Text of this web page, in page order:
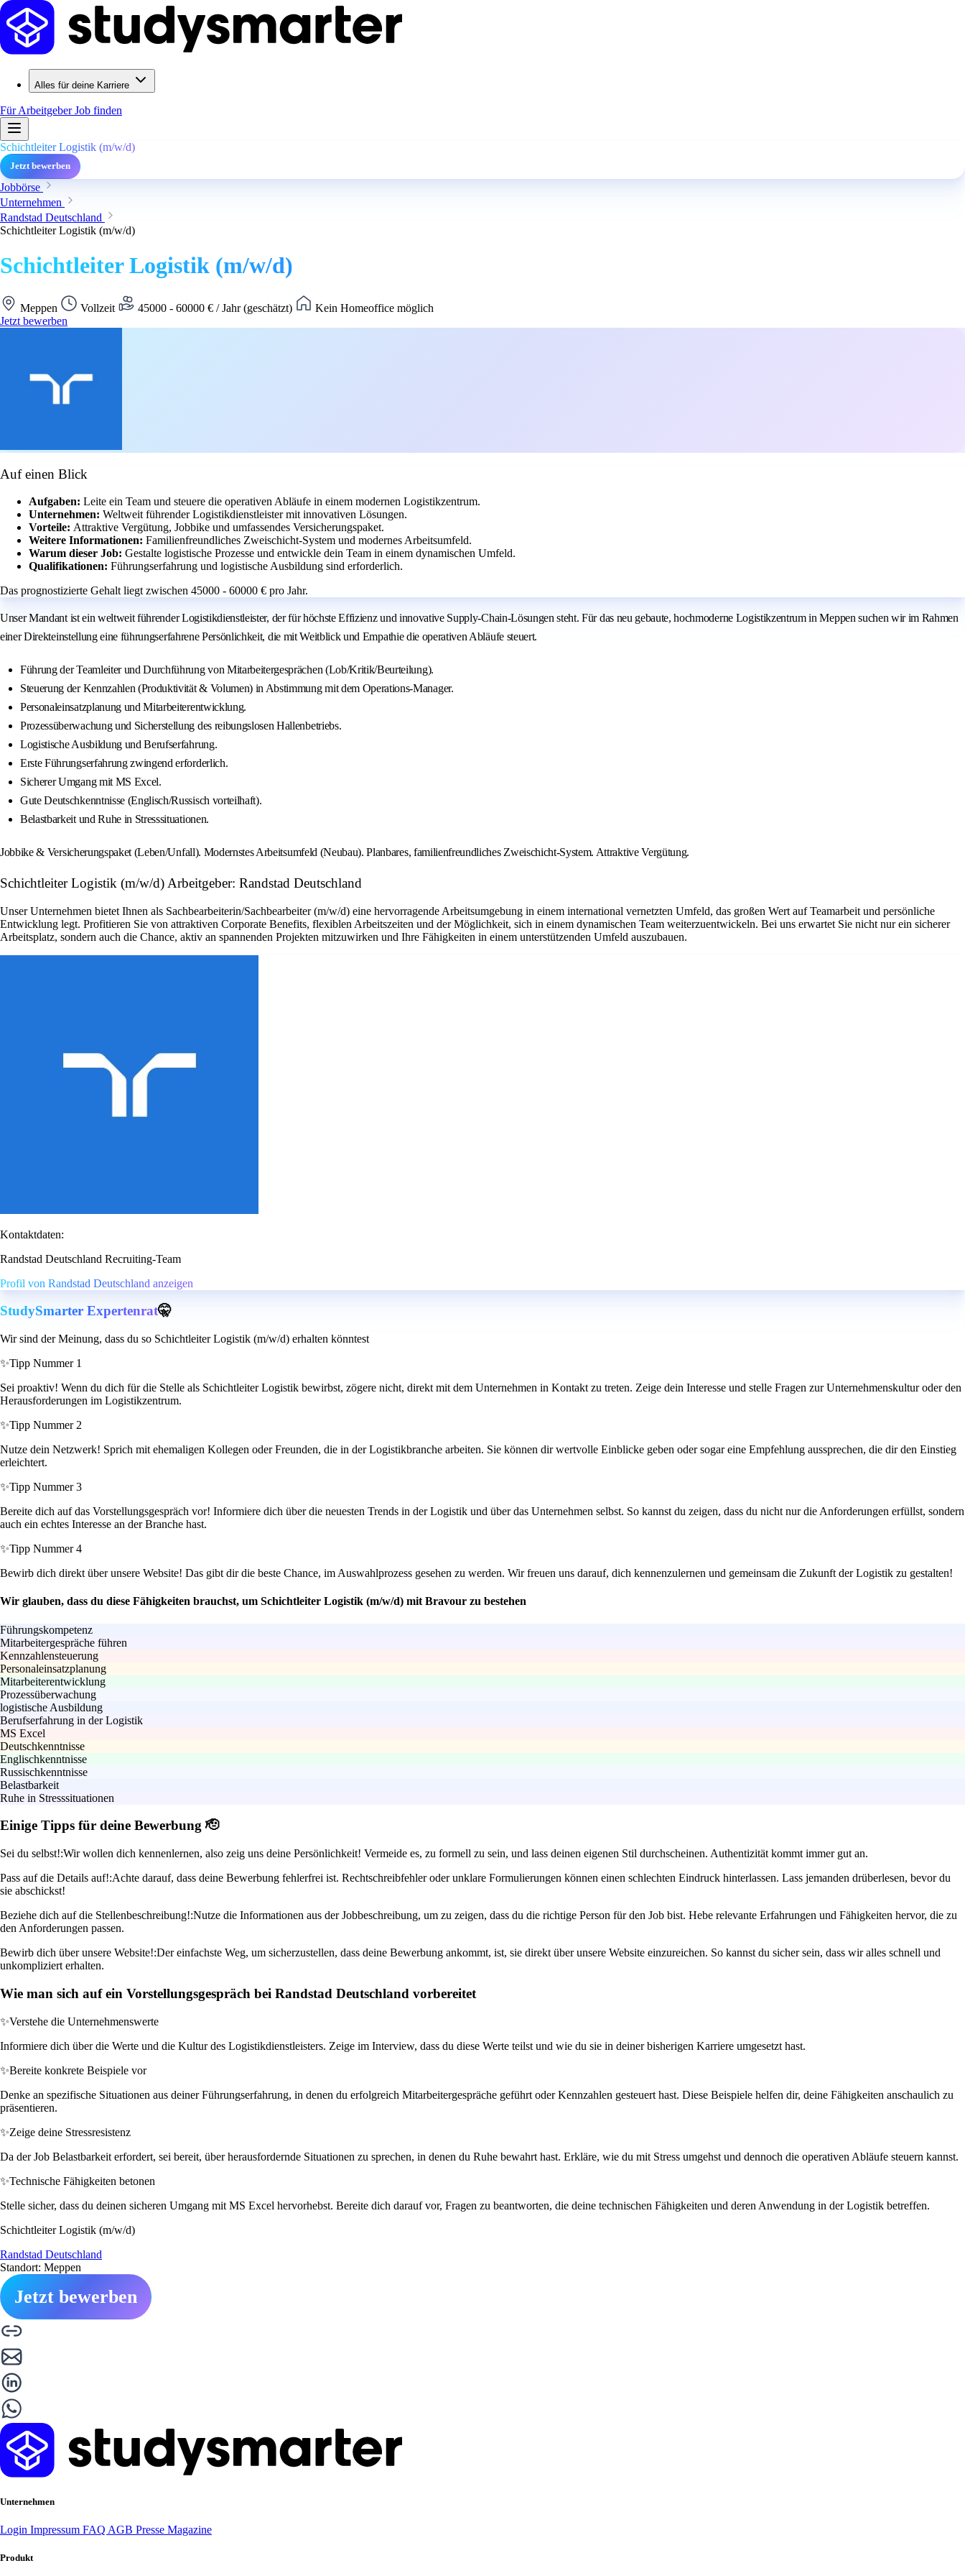
Alles für deine Karriere
Für ArbeitgeberJob finden
Schichtleiter Logistik (m/w/d)
Jetzt bewerben
Jobbörse
Unternehmen
Randstad Deutschland
Schichtleiter Logistik (m/w/d)
Schichtleiter Logistik (m/w/d)
Meppen Vollzeit 45000 - 60000 € / Jahr (geschätzt)
Kein Homeoffice möglich
Jetzt bewerben
Auf einen Blick
Aufgaben: Leite ein Team und steuere die operativen Abläufe in einem modernen Logistikzentrum.
Unternehmen: Weltweit führender Logistikdienstleister mit innovativen Lösungen.
Vorteile: Attraktive Vergütung, Jobbike und umfassendes Versicherungspaket.
Weitere Informationen: Familienfreundliches Zweischicht-System und modernes Arbeitsumfeld.
Warum dieser Job: Gestalte logistische Prozesse und entwickle dein Team in einem dynamischen Umfeld.
Qualifikationen: Führungserfahrung und logistische Ausbildung sind erforderlich.
Das prognostizierte Gehalt liegt zwischen 45000 - 60000 € pro Jahr.
Unser Mandant ist ein weltweit führender Logistikdienstleister, der für höchste Effizienz und innovative Supply-Chain-Lösungen steht. Für das neu gebaute, hochmoderne Logistikzentrum in Meppen suchen wir im Rahmen
einer Direkteinstellung eine führungserfahrene Persönlichkeit, die mit Weitblick und Empathie die operativen Abläufe steuert.
Führung der Teamleiter und Durchführung von Mitarbeitergesprächen (Lob/Kritik/Beurteilung).
Steuerung der Kennzahlen (Produktivität & Volumen) in Abstimmung mit dem Operations-Manager.
Personaleinsatzplanung und Mitarbeiterentwicklung.
Prozessüberwachung und Sicherstellung des reibungslosen Hallenbetriebs.
Logistische Ausbildung und Berufserfahrung.
Erste Führungserfahrung zwingend erforderlich.
Sicherer Umgang mit MS Excel.
Gute Deutschkenntnisse (Englisch/Russisch vorteilhaft).
Belastbarkeit und Ruhe in Stresssituationen.
Jobbike & Versicherungspaket (Leben/Unfall). Modernstes Arbeitsumfeld (Neubau). Planbares, familienfreundliches Zweischicht-System. Attraktive Vergütung.
Schichtleiter Logistik (m/w/d) Arbeitgeber: Randstad Deutschland
Unser Unternehmen bietet Ihnen als Sachbearbeiterin/Sachbearbeiter (m/w/d) eine hervorragende Arbeitsumgebung in einem international vernetzten Umfeld, das großen Wert auf Teamarbeit und persönliche
Entwicklung legt. Profitieren Sie von attraktiven Corporate Benefits, flexiblen Arbeitszeiten und der Möglichkeit, sich in einem dynamischen Team weiterzuentwickeln. Bei uns erwartet Sie nicht nur ein sicherer
Arbeitsplatz, sondern auch die Chance, aktiv an spannenden Projekten mitzuwirken und Ihre Fähigkeiten in einem unterstützenden Umfeld auszubauen.
Kontaktdaten:
Randstad Deutschland Recruiting-Team
Profil von Randstad Deutschland anzeigen
StudySmarter Expertenrat🤫
Wir sind der Meinung, dass du so Schichtleiter Logistik (m/w/d) erhalten könntest
✨Tipp Nummer 1
Sei proaktiv! Wenn du dich für die Stelle als Schichtleiter Logistik bewirbst, zögere nicht, direkt mit dem Unternehmen in Kontakt zu treten. Zeige dein Interesse und stelle Fragen zur Unternehmenskultur oder den
Herausforderungen im Logistikzentrum.
✨Tipp Nummer 2
Nutze dein Netzwerk! Sprich mit ehemaligen Kollegen oder Freunden, die in der Logistikbranche arbeiten. Sie können dir wertvolle Einblicke geben oder sogar eine Empfehlung aussprechen, die dir den Einstieg
erleichtert.
✨Tipp Nummer 3
Bereite dich auf das Vorstellungsgespräch vor! Informiere dich über die neuesten Trends in der Logistik und über das Unternehmen selbst. So kannst du zeigen, dass du nicht nur die Anforderungen erfüllst, sondern
auch ein echtes Interesse an der Branche hast.
✨Tipp Nummer 4
Bewirb dich direkt über unsere Website! Das gibt dir die beste Chance, im Auswahlprozess gesehen zu werden. Wir freuen uns darauf, dich kennenzulernen und gemeinsam die Zukunft der Logistik zu gestalten!
Wir glauben, dass du diese Fähigkeiten brauchst, um Schichtleiter Logistik (m/w/d) mit Bravour zu bestehen
Führungskompetenz
Mitarbeitergespräche führen
Kennzahlensteuerung
Personaleinsatzplanung
Mitarbeiterentwicklung
Prozessüberwachung
logistische Ausbildung
Berufserfahrung in der Logistik
MS Excel
Deutschkenntnisse
Englischkenntnisse
Russischkenntnisse
Belastbarkeit
Ruhe in Stresssituationen
Einige Tipps für deine Bewerbung 🫡
Sei du selbst!:Wir wollen dich kennenlernen, also zeig uns deine Persönlichkeit! Vermeide es, zu formell zu sein, und lass deinen eigenen Stil durchscheinen. Authentizität kommt immer gut an.
Pass auf die Details auf!:Achte darauf, dass deine Bewerbung fehlerfrei ist. Rechtschreibfehler oder unklare Formulierungen können einen schlechten Eindruck hinterlassen. Lass jemanden drüberlesen, bevor du
sie abschickst!
Beziehe dich auf die Stellenbeschreibung!:Nutze die Informationen aus der Jobbeschreibung, um zu zeigen, dass du die richtige Person für den Job bist. Hebe relevante Erfahrungen und Fähigkeiten hervor, die zu
den Anforderungen passen.
Bewirb dich über unsere Website!:Der einfachste Weg, um sicherzustellen, dass deine Bewerbung ankommt, ist, sie direkt über unsere Website einzureichen. So kannst du sicher sein, dass wir alles schnell und
unkompliziert erhalten.
Wie man sich auf ein Vorstellungsgespräch bei Randstad Deutschland vorbereitet
✨Verstehe die Unternehmenswerte
Informiere dich über die Werte und die Kultur des Logistikdienstleisters. Zeige im Interview, dass du diese Werte teilst und wie du sie in deiner bisherigen Karriere umgesetzt hast.
✨Bereite konkrete Beispiele vor
Denke an spezifische Situationen aus deiner Führungserfahrung, in denen du erfolgreich Mitarbeitergespräche geführt oder Kennzahlen gesteuert hast. Diese Beispiele helfen dir, deine Fähigkeiten anschaulich zu
präsentieren.
✨Zeige deine Stressresistenz
Da der Job Belastbarkeit erfordert, sei bereit, über herausfordernde Situationen zu sprechen, in denen du Ruhe bewahrt hast. Erkläre, wie du mit Stress umgehst und dennoch die operativen Abläufe steuern kannst.
✨Technische Fähigkeiten betonen
Stelle sicher, dass du deinen sicheren Umgang mit MS Excel hervorhebst. Bereite dich darauf vor, Fragen zu beantworten, die deine technischen Fähigkeiten und deren Anwendung in der Logistik betreffen.
Schichtleiter Logistik (m/w/d)
Randstad Deutschland
Standort: Meppen
Jetzt bewerben
Unternehmen
Login Impressum FAQ AGB Presse Magazine
Produkt